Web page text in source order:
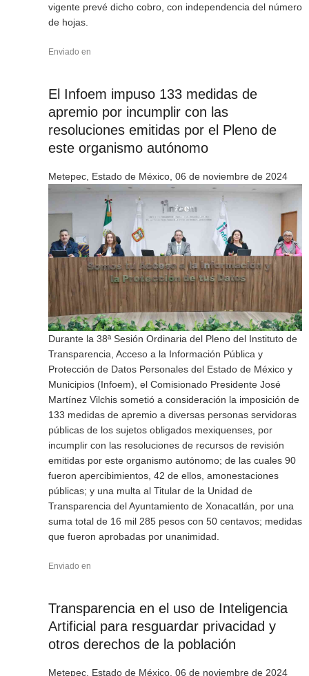
vigente prevé dicho cobro, con independencia del número
de hojas.
Enviado en
El Infoem impuso 133 medidas de
apremio por incumplir con las
resoluciones emitidas por el Pleno de
este organismo autónomo
Metepec, Estado de México, 06 de noviembre de 2024
Durante la 38ª Sesión Ordinaria del Pleno del Instituto de
Transparencia, Acceso a la Información Pública y
Protección de Datos Personales del Estado de México y
Municipios (Infoem), el Comisionado Presidente José
Martínez Vilchis sometió a consideración la imposición de
133 medidas de apremio a diversas personas servidoras
públicas de los sujetos obligados mexiquenses, por
incumplir con las resoluciones de recursos de revisión
emitidas por este organismo autónomo; de las cuales 90
fueron apercibimientos, 42 de ellos, amonestaciones
públicas; y una multa al Titular de la Unidad de
Transparencia del Ayuntamiento de Xonacatlán, por una
suma total de 16 mil 285 pesos con 50 centavos; medidas
que fueron aprobadas por unanimidad.
Enviado en
Transparencia en el uso de Inteligencia
Artificial para resguardar privacidad y
otros derechos de la población
Metepec, Estado de México, 06 de noviembre de 2024